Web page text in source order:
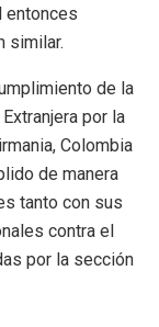
entonces
similar.
de la
por la
Colombia
de manera
tanto con sus
contra el
por la sección